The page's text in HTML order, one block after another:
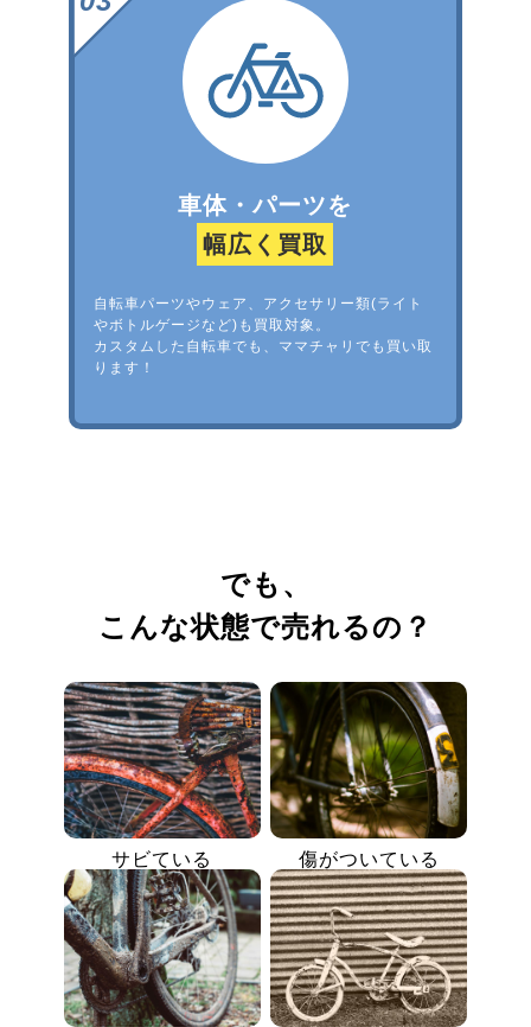
車体・パーツを
幅広く買取
自転車パーツやウェア、アクセサリー類(ライト
やボトルゲージなど)も買取対象。
カスタムした自転車でも、ママチャリでも買い取
ります！
でも、
こんな状態で売れるの？
サビている 傷がついている